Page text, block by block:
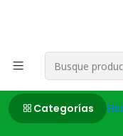
Categorías